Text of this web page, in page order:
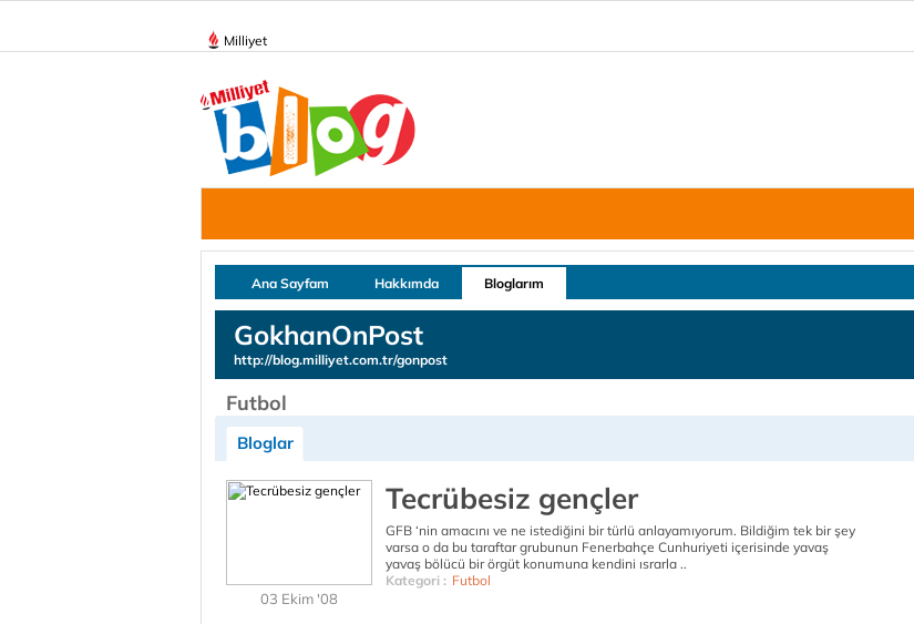
Milliyet
Ana Sayfam Hakkımda Bloglarım
GokhanOnPost
http://blog.milliyet.com.tr/gonpost
Futbol
Bloglar
03 Ekim '08
Tecrübesiz gençler
GFB ‘nin amacını ve ne istediğini bir türlü anlayamıyorum. Bildiğim tek bir şey
varsa o da bu taraftar grubunun Fenerbahçe Cunhuriyeti içerisinde yavaş
yavaş bölücü bir örgüt konumuna kendini ısrarla ..
Kategori : Futbol